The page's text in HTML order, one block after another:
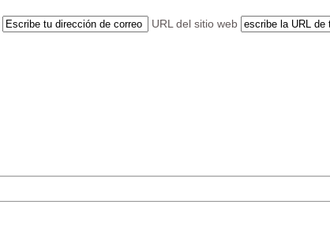
URL del sitio web